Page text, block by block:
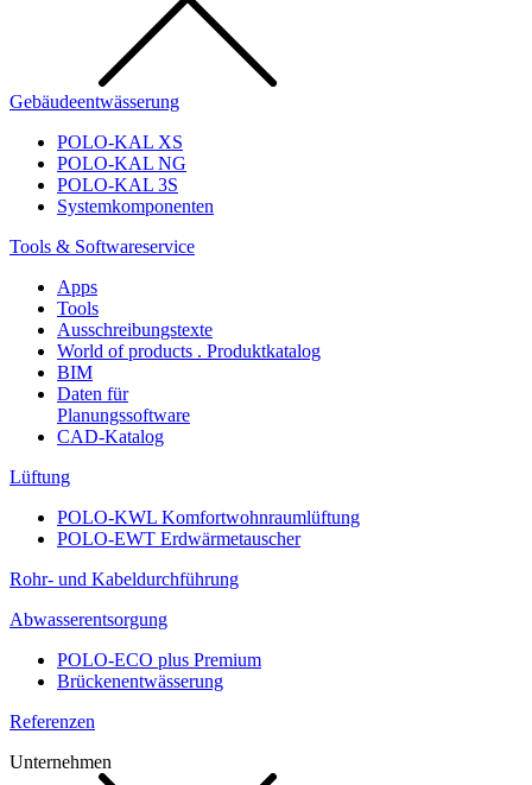
Gebäudeentwässerung
POLO-KAL XS
POLO-KAL NG
POLO-KAL 3S
Systemkomponenten
Tools & Softwareservice
Apps
Tools
Ausschreibungstexte
World of products . Produktkatalog
BIM
Daten für
Planungssoftware
CAD-Katalog
Lüftung
POLO-KWL Komfortwohnraumlüftung
POLO-EWT Erdwärmetauscher
Rohr- und Kabeldurchführung
Abwasserentsorgung
POLO-ECO plus Premium
Brückenentwässerung
Referenzen
Unternehmen